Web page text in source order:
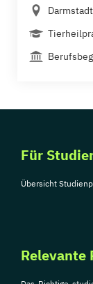
Darmstadt
Für
Übersicht
Relevante